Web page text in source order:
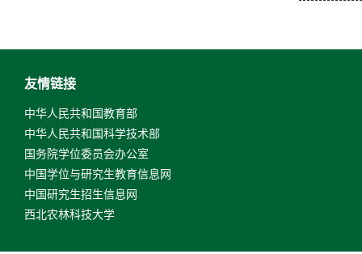
友情链接
中华人民共和国教育部
中华人民共和国科学技术部
国务院学位委员会办公室
中国学位与研究生教育信息网
中国研究生招生信息网
西北农林科技大学